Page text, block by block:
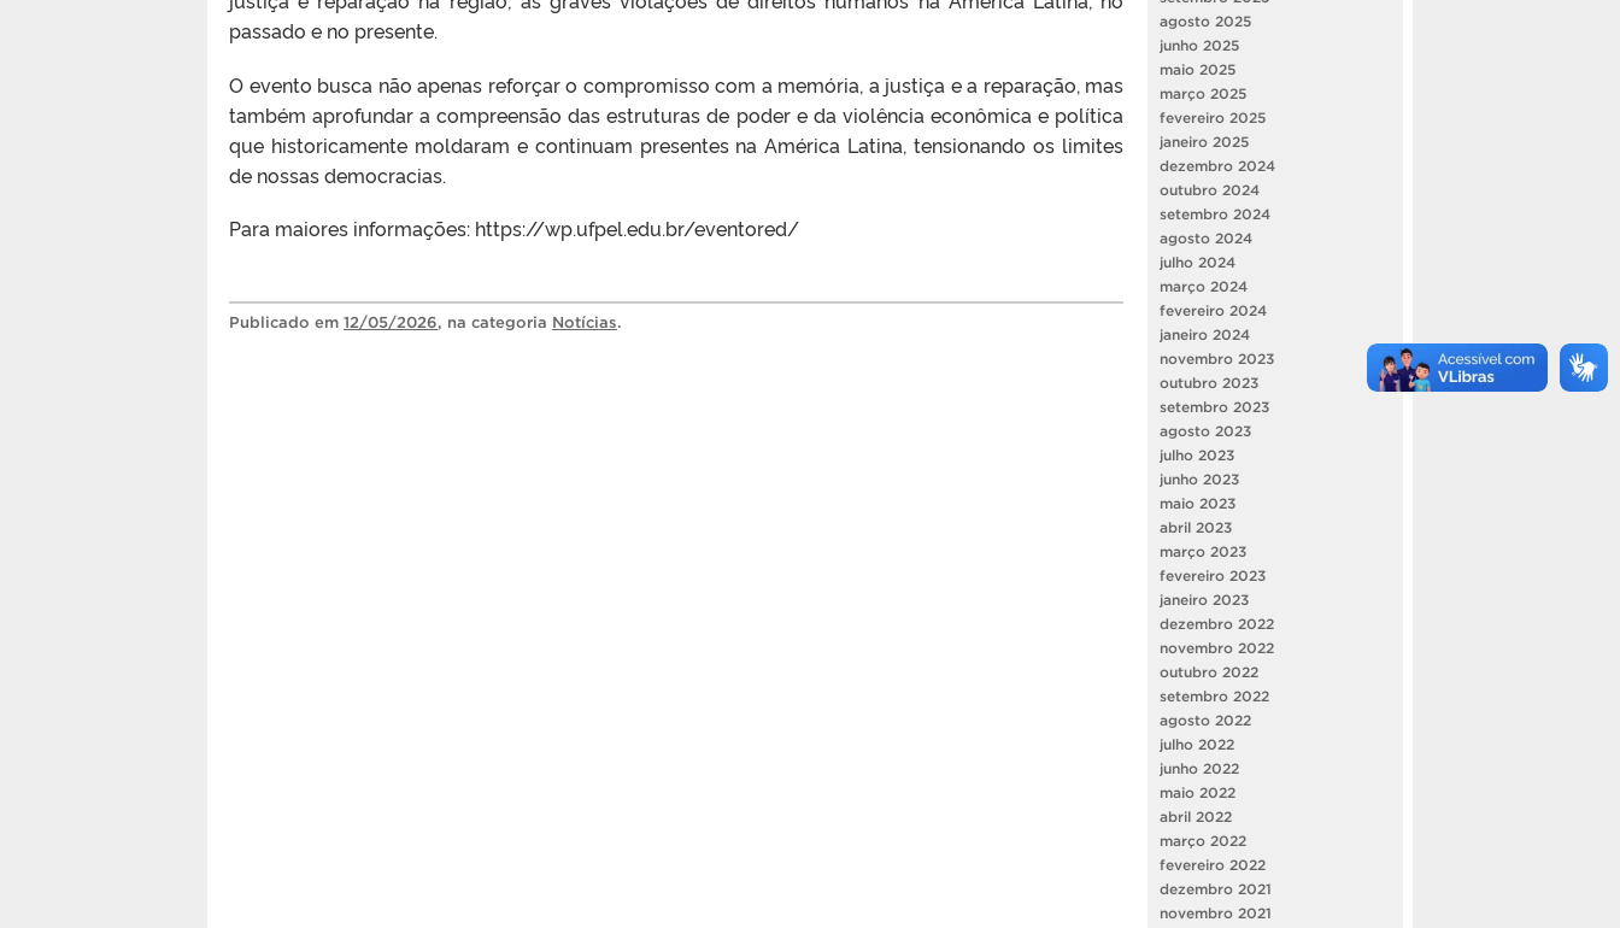
passado e no presente.
O evento busca não apenas reforçar o compromisso com a memória, a justiça e a reparação, mas
também aprofundar a compreensão das estruturas de poder e da violência econômica e política
que historicamente moldaram e continuam presentes na América Latina, tensionando os limites
de nossas democracias.
Para maiores informações: https://wp.ufpel.edu.br/eventored/
Publicado em 12/05/2026, na categoria Notícias.
agosto 2025
junho 2025
maio 2025
março 2025
fevereiro 2025
janeiro 2025
dezembro 2024
outubro 2024
setembro 2024
agosto 2024
julho 2024
março 2024
fevereiro 2024
janeiro 2024
novembro 2023
outubro 2023
setembro 2023
agosto 2023
julho 2023
junho 2023
maio 2023
abril 2023
março 2023
fevereiro 2023
janeiro 2023
dezembro 2022
novembro 2022
outubro 2022
setembro 2022
agosto 2022
julho 2022
junho 2022
maio 2022
abril 2022
março 2022
fevereiro 2022
dezembro 2021
novembro 2021